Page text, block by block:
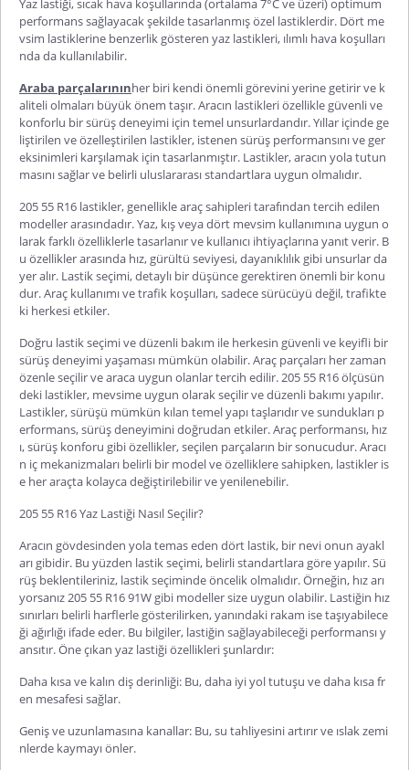
Yaz lastiği, sıcak hava koşullarında (ortalama 7°C ve üzeri) optimum
performans sağlayacak şekilde tasarlanmış özel lastiklerdir. Dört me
vsim lastiklerine benzerlik gösteren yaz lastikleri, ılımlı hava koşulları
nda da kullanılabilir.
Araba parçalarınınher biri kendi önemli görevini yerine getirir ve k
aliteli olmaları büyük önem taşır. Aracın lastikleri özellikle güvenli ve
konforlu bir sürüş deneyimi için temel unsurlardandır. Yıllar içinde ge
liştirilen ve özelleştirilen lastikler, istenen sürüş performansını ve ger
eksinimleri karşılamak için tasarlanmıştır. Lastikler, aracın yola tutun
masını sağlar ve belirli uluslararası standartlara uygun olmalıdır.
205 55 R16 lastikler, genellikle araç sahipleri tarafından tercih edilen
modeller arasındadır. Yaz, kış veya dört mevsim kullanımına uygun o
larak farklı özelliklerle tasarlanır ve kullanıcı ihtiyaçlarına yanıt verir. B
u özellikler arasında hız, gürültü seviyesi, dayanıklılık gibi unsurlar da
yer alır. Lastik seçimi, detaylı bir düşünce gerektiren önemli bir konu
dur. Araç kullanımı ve trafik koşulları, sadece sürücüyü değil, trafikte
ki herkesi etkiler.
Doğru lastik seçimi ve düzenli bakım ile herkesin güvenli ve keyifli bir
sürüş deneyimi yaşaması mümkün olabilir. Araç parçaları her zaman
özenle seçilir ve araca uygun olanlar tercih edilir. 205 55 R16 ölçüsün
deki lastikler, mevsime uygun olarak seçilir ve düzenli bakımı yapılır.
Lastikler, sürüşü mümkün kılan temel yapı taşlarıdır ve sundukları p
erformans, sürüş deneyimini doğrudan etkiler. Araç performansı, hız
ı, sürüş konforu gibi özellikler, seçilen parçaların bir sonucudur. Aracı
n iç mekanizmaları belirli bir model ve özelliklere sahipken, lastikler is
e her araçta kolayca değiştirilebilir ve yenilenebilir.
205 55 R16 Yaz Lastiği Nasıl Seçilir?
Aracın gövdesinden yola temas eden dört lastik, bir nevi onun ayakl
arı gibidir. Bu yüzden lastik seçimi, belirli standartlara göre yapılır. Sü
rüş beklentileriniz, lastik seçiminde öncelik olmalıdır. Örneğin, hız arı
yorsanız 205 55 R16 91W gibi modeller size uygun olabilir. Lastiğin hız
sınırları belirli harflerle gösterilirken, yanındaki rakam ise taşıyabilece
ği ağırlığı ifade eder. Bu bilgiler, lastiğin sağlayabileceği performansı y
ansıtır. Öne çıkan yaz lastiği özellikleri şunlardır:
Daha kısa ve kalın diş derinliği: Bu, daha iyi yol tutuşu ve daha kısa fr
en mesafesi sağlar.
Geniş ve uzunlamasına kanallar: Bu, su tahliyesini artırır ve ıslak zemi
nlerde kaymayı önler.